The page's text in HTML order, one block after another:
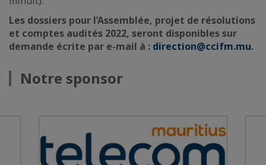
Les dossiers pour l’Assemblée, projet de résolutions
et comptes audités 2022, seront disponibles sur
demande écrite par e-mail à : direction@ccifm.mu.
Notre sponsor